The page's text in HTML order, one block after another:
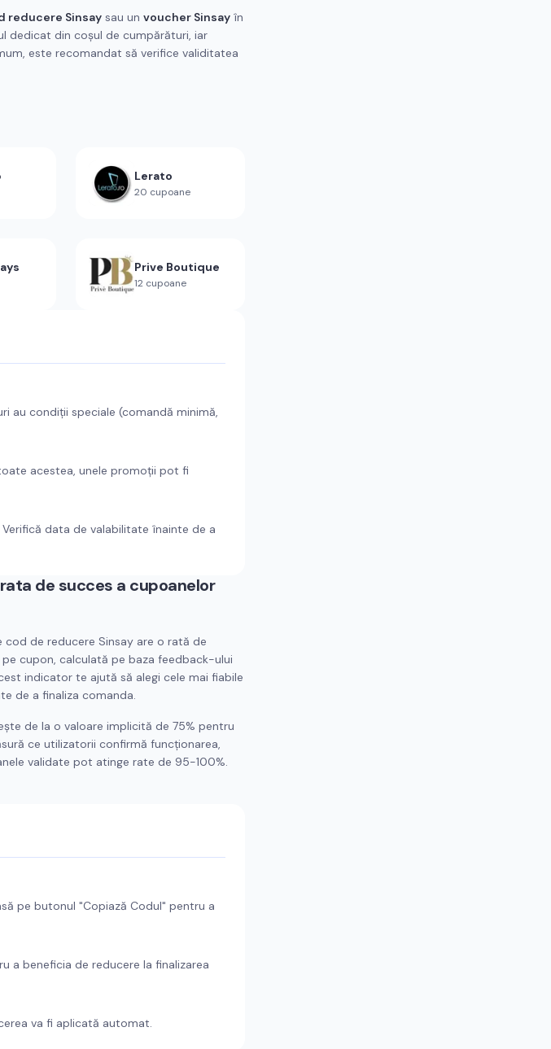
reducere Sinsay sau un voucher Sinsay în
dedicat din coșul de cumpărături, iar
este recomandat să verifice validitatea
Lerato
20 cupoane
Prive Boutique
12 cupoane
au condiții speciale (comandă minimă,
acestea, unele promoții pot fi
data de valabilitate înainte de a
de succes a cupoanelor
cod de reducere Sinsay are o rată de
cupon, calculată pe baza feedback-ului
indicator te ajută să alegi cele mai fiabile
de a finaliza comanda.
de la o valoare implicită de 75% pentru
ce utilizatorii confirmă funcționarea,
validate pot atinge rate de 95-100%.
pe butonul "Copiază Codul" pentru a
a beneficia de reducere la finalizarea
va fi aplicată automat.